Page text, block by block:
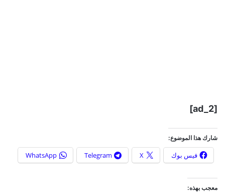
[ad_2]
شارك هذا الموضوع:
فيس بوك X
Telegram
WhatsApp
معجب بهذه: